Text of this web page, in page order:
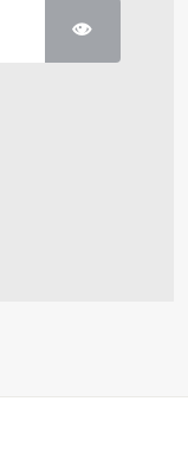
Passwort